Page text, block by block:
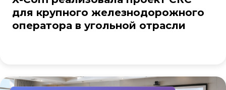
для крупного железнодорожного
оператора в угольной отрасли